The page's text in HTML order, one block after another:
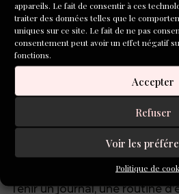
appareils. Le fait de consentir à ces
traiter des données telles que le
uniques sur ce site. Le fait de ne pas
consentement peut avoir un effet négatif
fonctions.
Accepter
Refuser
Voir les
Politique de
Au service des auteurs, le
littéraire
Tenir un journal, une routine